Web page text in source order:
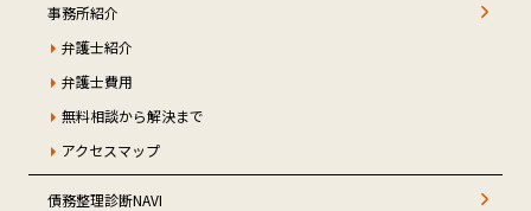
事務所紹介
弁護士紹介
弁護士費用
無料相談から解決まで
アクセスマップ
債務整理診断NAVI